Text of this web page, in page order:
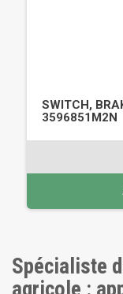
SWITCH,
3596851M2N
Spécialiste
agricole :